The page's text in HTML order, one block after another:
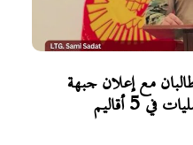
مع إعلان جبهة